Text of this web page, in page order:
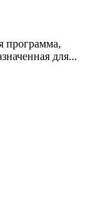
программа,
для...